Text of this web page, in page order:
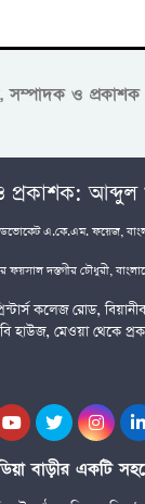
সম্পাদক ও
প্রকাশক: আব্দুল
এ.কে.এম. ফয়েজ,
ফয়সাল দস্তগীর চৌধুরী,
কলেজ রোড,
হাউজ, মেওয়া থেকে
বাড়ীর একটি